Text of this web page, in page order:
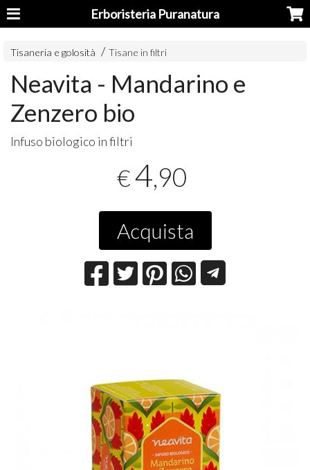
Erboristeria Puranatura
Tisaneria e golosità Tisane in filtri
Neavita - Mandarino e
Zenzero bio
Infuso biologico in filtri
€4,90
Acquista